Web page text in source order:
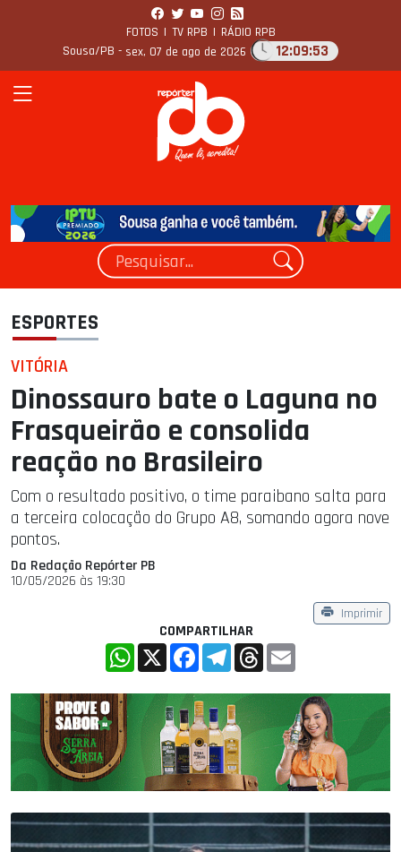
FOTOS | TV RPB | RÁDIO RPB
Sousa/PB - sex, 07 de ago de 2026 12:09:54
ESPORTES
VITÓRIA
Dinossauro bate o Laguna no
Frasqueirão e consolida
reação no Brasileiro
Com o resultado positivo, o time paraibano salta para
a terceira colocação do Grupo A8, somando agora nove
pontos.
Da Redação Repórter PB
10/05/2026 às 19:30
Imprimir
COMPARTILHAR
WhatsApp
X FacebookTelegramThreads